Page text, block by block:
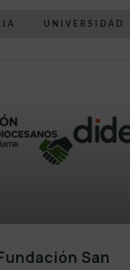
UNIVERSIDAD
San